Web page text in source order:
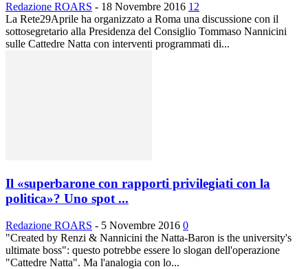
Redazione ROARS - 18 Novembre 2016 12
La Rete29Aprile ha organizzato a Roma una discussione con il
sottosegretario alla Presidenza del Consiglio Tommaso Nannicini
sulle Cattedre Natta con interventi programmati di...
Il «superbarone con rapporti privilegiati con la
politica»? Uno spot ...
Redazione ROARS - 5 Novembre 2016 0
"Created by Renzi & Nannicini the Natta-Baron is the university's
ultimate boss": questo potrebbe essere lo slogan dell'operazione
"Cattedre Natta". Ma l'analogia con lo...